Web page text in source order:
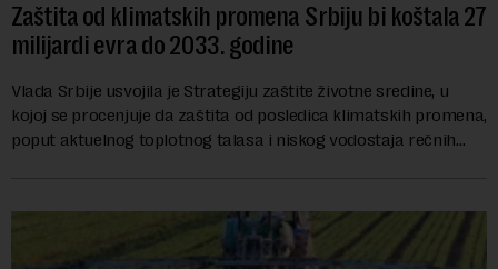
Zaštita od klimatskih promena Srbiju bi koštala 27
milijardi evra do 2033. godine
Vlada Srbije usvojila je Strategiju zaštite životne sredine, u
kojoj se procenjuje da zaštita od posledica klimatskih promena,
poput aktuelnog toplotnog talasa i niskog vodostaja rečnih